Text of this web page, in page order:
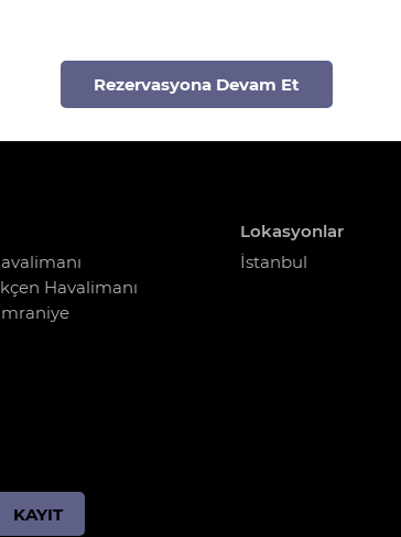
Rezervasyona Devam Et
Havalimanı
Lokasyonlar
İstanbul
KAYIT